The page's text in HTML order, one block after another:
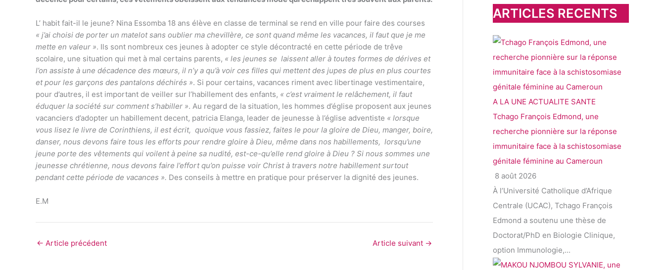
L’ habit fait-il le jeune? Nina Essomba 18 ans élève en classe de terminal se rend en ville pour faire des courses
« j’ai choisi de porter un matelot sans oublier ma chevillère, ce sont quand même les vacances, il faut que je me
mette en valeur ». Ils sont nombreux ces jeunes à adopter ce style décontracté en cette période de trêve
scolaire, une situation qui met à mal certains parents, « les jeunes se laissent aller à toutes formes de dérives et
l’on assiste à une décadence des mœurs, il n’y a qu’à voir ces filles qui mettent des jupes de plus en plus courtes
et pour les garçons des pantalons déchirés ». Si pour certains, vacances riment avec libertinage vestimentaire,
pour d’autres, il est important de veiller sur l’habillement des enfants, « c’est vraiment le relâchement, il faut
éduquer la société sur comment s’habiller ». Au regard de la situation, les hommes d’église proposent aux jeunes
vacanciers d’adopter un habillement decent, patricia Elanga, leader de jeunesse à l’église adventiste « lorsque
vous lisez le livre de Corinthiens, il est écrit, quoique vous fassiez, faites le pour la gloire de Dieu, manger, boire,
danser, nous devons faire tous les efforts pour rendre gloire à Dieu, même dans nos habillements, lorsqu’une
jeune porte des vêtements qui voilent à peine sa nudité, est-ce-qu’elle rend gloire à Dieu ? Si nous sommes une
jeunesse chrétienne, nous devons faire l’effort qu’on puisse voir Christ à travers notre habillement surtout
pendant cette période de vacances ». Des conseils à mettre en pratique pour préserver la dignité des jeunes.
E.M
← Article précédent Article suivant →
h
e
r
ARTICLES RECENTS
A LA UNE ACTUALITE SANTE
Tchago François Edmond, une
recherche pionnière sur la réponse
immunitaire face à la schistosomiase
génitale féminine au Cameroun
8 août 2026
À l’Université Catholique d’Afrique
Centrale (UCAC), Tchago François
Edmond a soutenu une thèse de
Doctorat/PhD en Biologie Clinique,
option Immunologie,...